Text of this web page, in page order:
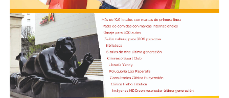
El hall del Palacio Comunal fue el lugar donde velaron
sus restos y ante el cual desfiló todo el arco político de
aquel momento, incluyendo a la camada de jóvenes que
habían dado sus primeros pasos en el peronismo, bajo
el liderazgo de “Coco” Taraborelli como conductor. Y el
vicegobernador Luis Macaya, que acompañó sus restos
hasta la despedida final.